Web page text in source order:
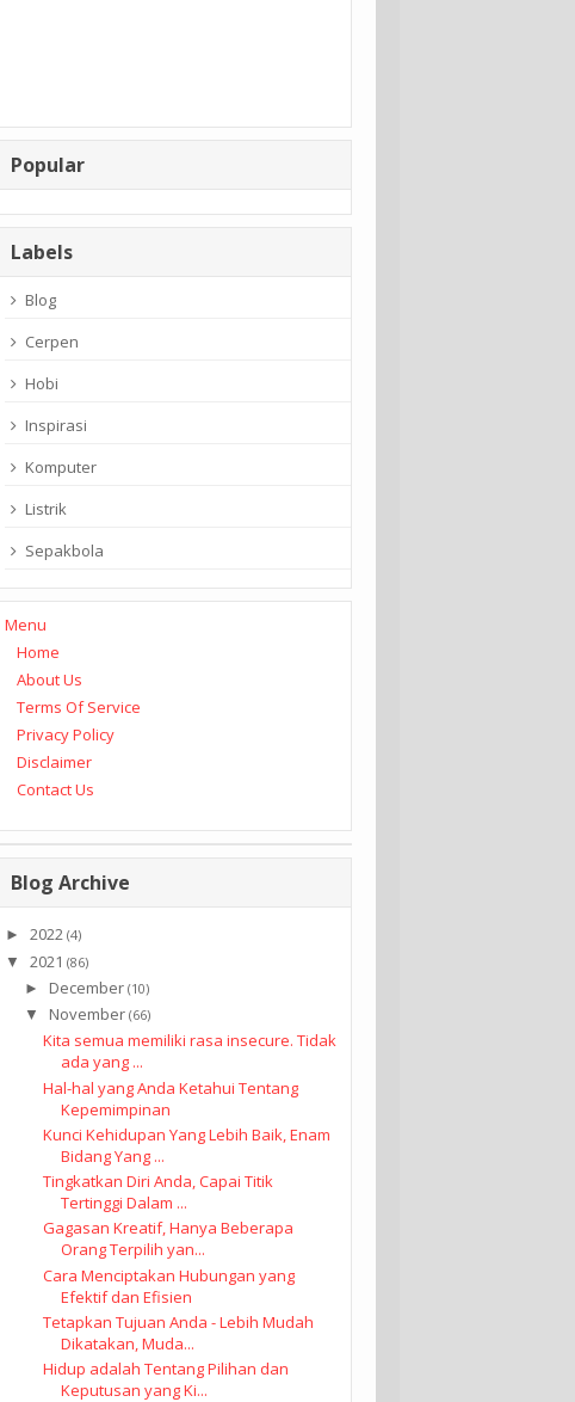
Popular
Labels
Blog
Cerpen
Hobi
Inspirasi
Komputer
Listrik
Sepakbola
Menu
Home
About Us
Terms Of Service
Privacy Policy
Disclaimer
Contact Us
Blog Archive
► 2022 (4)
▼
2021 (86)
► December (10)
▼
November (66)
Kita semua memiliki rasa insecure. Tidak
ada yang ...
Hal-hal yang Anda Ketahui Tentang
Kepemimpinan
Kunci Kehidupan Yang Lebih Baik, Enam
Bidang Yang ...
Tingkatkan Diri Anda, Capai Titik
Tertinggi Dalam ...
Gagasan Kreatif, Hanya Beberapa
Orang Terpilih yan...
Cara Menciptakan Hubungan yang
Efektif dan Efisien
Tetapkan Tujuan Anda - Lebih Mudah
Dikatakan, Muda...
Hidup adalah Tentang Pilihan dan
Keputusan yang Ki...